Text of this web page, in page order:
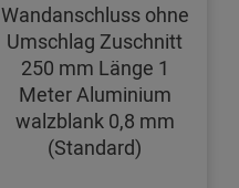
Wandanschluss ohne
Umschlag Zuschnitt
250 mm Länge 1
Meter Aluminium
walzblank 0,8 mm
(Standard)